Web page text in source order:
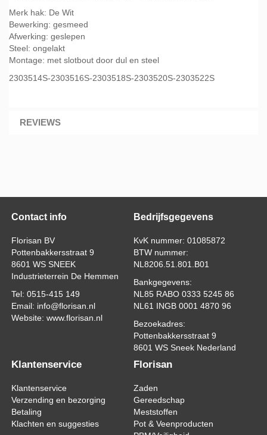
Merk hak: De Wit
Bewerking: gesmeed
Afwerking: geslepen
Steel: ongelakt
Montage: met slotbout door dul en steel
2303514S-2303516S-2303518S-2303520S-2303522S
REVIEWS
Contact info
Florisan BV
Pottenbakkersstraat 9
8601 WS SNEEK
Industrieterrein De Hemmen
Tel: 0515-415 149
Email: info@florisan.nl
Website: www.florisan.nl
Bedrijfsgegevens
KvK nummer: 01085872
BTW nummer:
NL8206.51.801.B01
Bankgegevens:
NL85 RABO 0333 5245 86
NL61 INGB 0001 4870 96
Bezoekadres:
Pottenbakkersstraat 9
8601 WS Sneek Nederland
Klantenservice
Klantenservice
Verzending en bezorging
Betaling
Klachten en suggesties
Florisan
Zaden
Gereedschap
Meststoffen
Pot & Veenproducten